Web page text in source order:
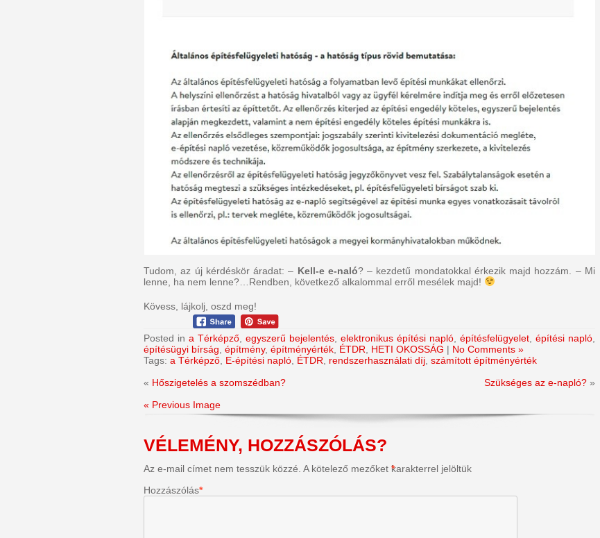
Tudom, az új kérdéskör áradat: – Kell-e e-naló? – kezdetű mondatokkal érkezik majd hozzám. – Mi
lenne, ha nem lenne?…Rendben, következő alkalommal erről mesélek majd!
Kövess, lájkolj, oszd meg!
Posted in a Térképző, egyszerű bejelentés, elektronikus építési napló, építésfelügyelet, építési napló,
építésügyi bírság, építmény, építményérték, ÉTDR, HETI OKOSSÁG | No Comments »
Tags: a Térképző, E-építési napló, ÉTDR, rendszerhasználati díj, számított építményérték
« Hőszigetelés a szomszédban? Szükséges az e-napló? »
« Previous Image
VÉLEMÉNY, HOZZÁSZÓLÁS?
Az e-mail címet nem tesszük közzé. A kötelező mezőket *
karakterrel jelöltük
Hozzászólás*